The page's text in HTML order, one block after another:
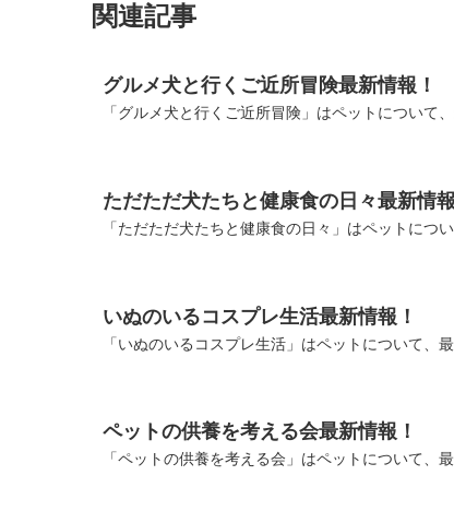
関連記事
グルメ犬と行くご近所冒険最新情報！
「グルメ犬と行くご近所冒険」はペットについ
ただただ犬たちと健康食の日々最新情報
「ただただ犬たちと健康食の日々」はペットに
いぬのいるコスプレ生活最新情報！
「いぬのいるコスプレ生活」はペットについて
ペットの供養を考える会最新情報！
「ペットの供養を考える会」はペットについて